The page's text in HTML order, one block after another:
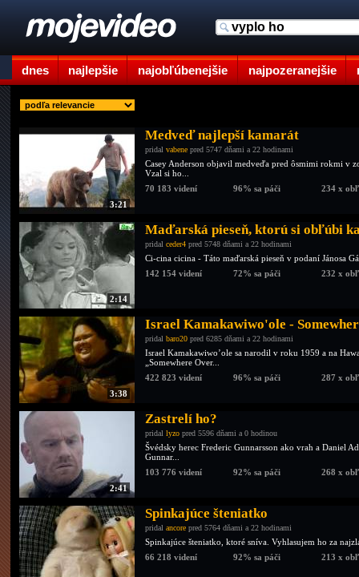
dnes najlepšie najobľúbenejšie najpozeranejšie
3:21
Medveď najlepší kamarát
pridal vabene pred 5747 dňami a 22 hodinami
Casey Anderson objavil medveďa pred ôsmimi rokmi v
Vzal si ho...
70 183 videní
96% sa páči 234 x
2:14
Maďarská pieseň, ktorú si obľúbi
pridal ceder4 pred 5748 dňami a 22 hodinami
Ci-cina cicina - Táto maďarská pieseň v podaní Jánosa
142 154 videní
72% sa páči 232 x
3:38
Israel Kamakawiwo'ole -
pridal baro20 pred 6285 dňami a 22 hodinami
Israel Kamakawiwo’ole sa narodil v roku 1959 a na
„Somewhere Over...
422 823 videní
96% sa páči 287 x
2:41
Zastrelí ho?
pridal lyzo pred 5596 dňami a 0 hodinou
Švédsky herec Frederic Gunnarsson ako vrah a Daniel
Gunnar...
103 776 videní
92% sa páči 268 x
Spinkajúce šteniatko
pridal ancore pred 5764 dňami a 22 hodinami
Spinkajúce šteniatko, ktoré sníva. Vyhlasujem ho za
66 218 videní
92% sa páči 213 x